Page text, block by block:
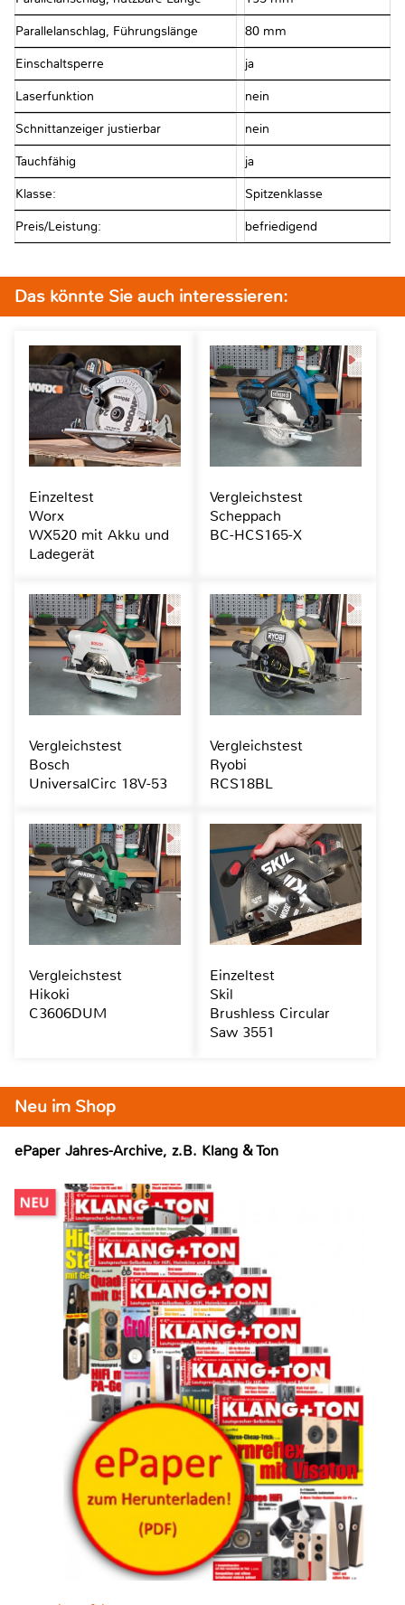
Parallelanschlag, Führungslänge 80 mm
Einschaltsperre ja
Laserfunktion nein
Schnittanzeiger justierbar nein
Tauchfähig ja
Klasse: Spitzenklasse
Preis/Leistung: befriedigend
Neu im Shop
ePaper Jahres-Archive, z.B. Klang & Ton
Das könnte Sie auch interessieren:
Einzeltest
Worx
WX520 mit Akku und
Ladegerät
Vergleichstest
Scheppach
BC-HCS165-X
Vergleichstest
Bosch
UniversalCirc 18V-53
Vergleichstest
Ryobi
RCS18BL
Vergleichstest
Hikoki
C3606DUM
Einzeltest
Skil
Brushless Circular
Saw 3551